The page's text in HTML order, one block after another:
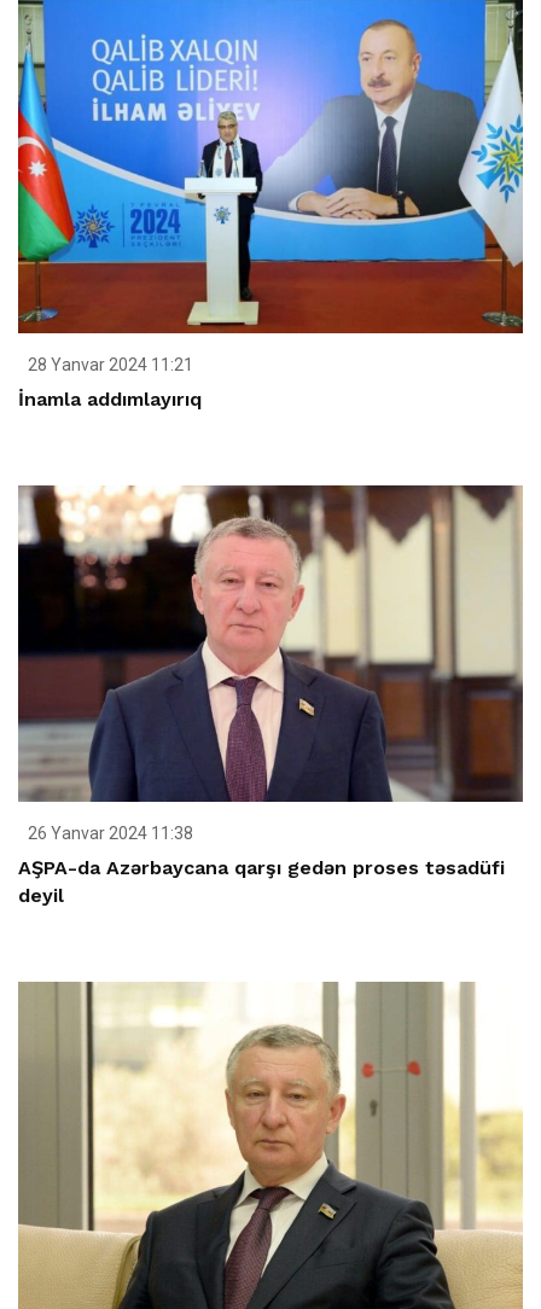
28 Yanvar 2024 11:21
İnamla addımlayırıq
26 Yanvar 2024 11:38
AŞPA-da Azərbaycana qarşı gedən proses təsadüfi
deyil